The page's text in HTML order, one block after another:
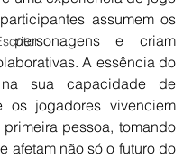
assumem os
e criam
A essência do
sua capacidade de
os jogadores vivenciem
pessoa, tomando
afetam não só o futuro do